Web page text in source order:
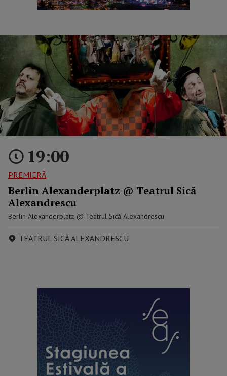
19:00
PREMIERĂ
Berlin Alexanderplatz @ Teatrul Sică
Alexandrescu
Berlin Alexanderplatz @ Teatrul Sică Alexandrescu
TEATRUL SICĂ ALEXANDRESCU